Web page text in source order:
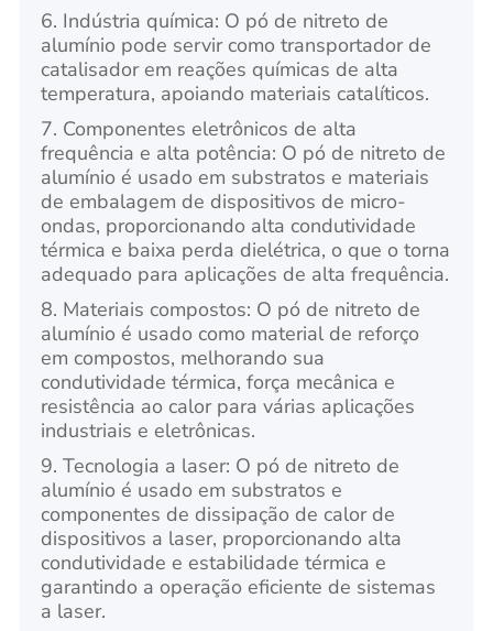
6. Indústria química: O pó de nitreto de
alumínio pode servir como transportador de
catalisador em reações químicas de alta
temperatura, apoiando materiais catalíticos.
7. Componentes eletrônicos de alta
frequência e alta potência: O pó de nitreto de
alumínio é usado em substratos e materiais
de embalagem de dispositivos de micro-
ondas, proporcionando alta condutividade
térmica e baixa perda dielétrica, o que o torna
adequado para aplicações de alta frequência.
8. Materiais compostos: O pó de nitreto de
alumínio é usado como material de reforço
em compostos, melhorando sua
condutividade térmica, força mecânica e
resistência ao calor para várias aplicações
industriais e eletrônicas.
9. Tecnologia a laser: O pó de nitreto de
alumínio é usado em substratos e
componentes de dissipação de calor de
dispositivos a laser, proporcionando alta
condutividade e estabilidade térmica e
garantindo a operação eficiente de sistemas
a laser.